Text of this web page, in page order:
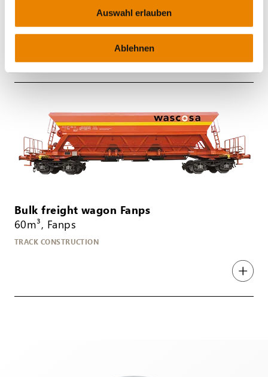
Auswahl erlauben
Ablehnen
GRAIN
Bulk freight wagon Fanps
60m³, Fanps
TRACK CONSTRUCTION